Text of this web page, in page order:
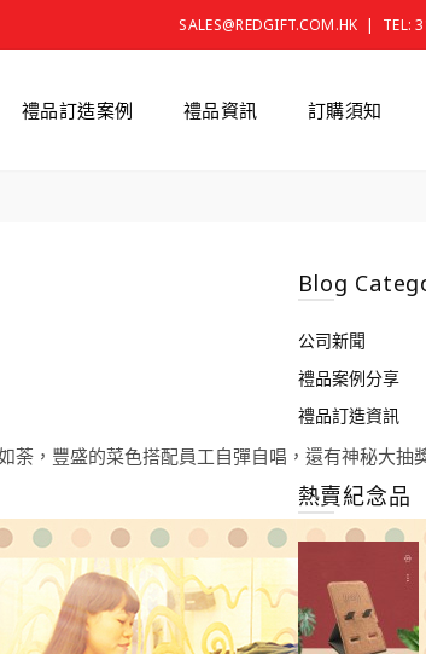
SALES@REDGIFT.COM.HK | TEL:
禮品訂造案例 禮品資訊 訂購須知
荼，豐盛的菜色搭配員工自彈自唱，還有神秘大抽
Blog
公司新聞
禮品案例分享
禮品訂造資訊
熱賣紀念品